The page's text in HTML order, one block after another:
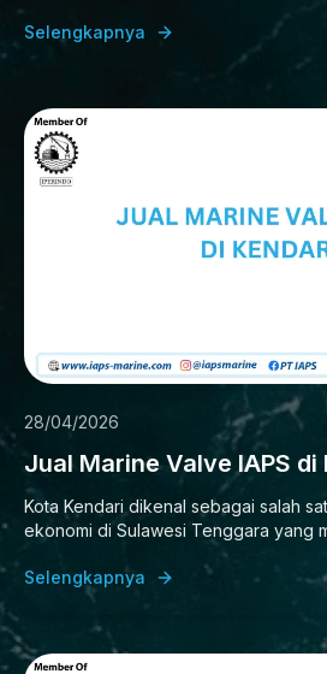
Selengkapnya
28/04/2026
Jual Marine Valve IAPS di
Kota Kendari dikenal sebagai salah
ekonomi di Sulawesi Tenggara yang
Selengkapnya